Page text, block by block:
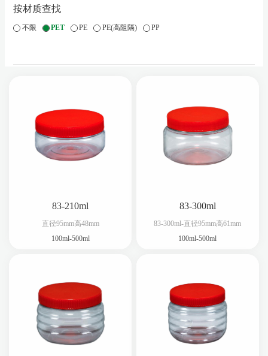
按材质查找
不限 PET PE PE(高阻隔) PP
83-210ml
直径95mm高48mm
100ml-500ml
83-300ml
83-300ml-直径95mm高61mm
100ml-500ml